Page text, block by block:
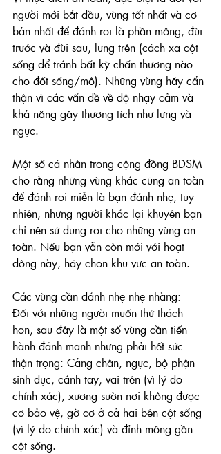
người mới bắt đầu, vùng tốt nhất và cơ
bản nhất để đánh roi là phần mông, đùi
trước và đùi sau, lưng trên (cách xa cột
sống để tránh bất kỳ chấn thương nào
cho đốt sống/mô). Những vùng hãy cẩn
thận vì các vấn đề về độ nhạy cảm và
khả năng gây thương tích như lưng và
ngực.
Một số cá nhân trong cộng đồng BDSM
cho rằng những vùng khác cũng an toàn
để đánh roi miễn là bạn đánh nhẹ, tuy
nhiên, những người khác lại khuyên bạn
chỉ nên sử dụng roi cho những vùng an
toàn. Nếu bạn vẫn còn mới với hoạt
động này, hãy chọn khu vực an toàn.
Các vùng cần đánh nhẹ nhẹ nhàng:
Đối với những người muốn thử thách
hơn, sau đây là một số vùng cần tiến
hành đánh mạnh nhưng phải hết sức
thận trọng: Cẳng chân, ngực, bộ phận
sinh dục, cánh tay, vai trên (vì lý do
chính xác), xương sườn nơi không được
cơ bảo vệ, gờ cơ ở cả hai bên cột sống
(vì lý do chính xác) và đỉnh mông gần
cột sống.